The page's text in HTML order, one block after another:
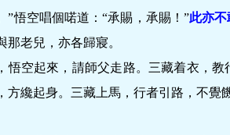
”悟空唱個喏道：“承賜，承賜！”此亦不
那老兒，亦各歸寢。
悟空起來，請師父走路。三藏着衣，
方纔起身。三藏上馬，行者引路，不覺